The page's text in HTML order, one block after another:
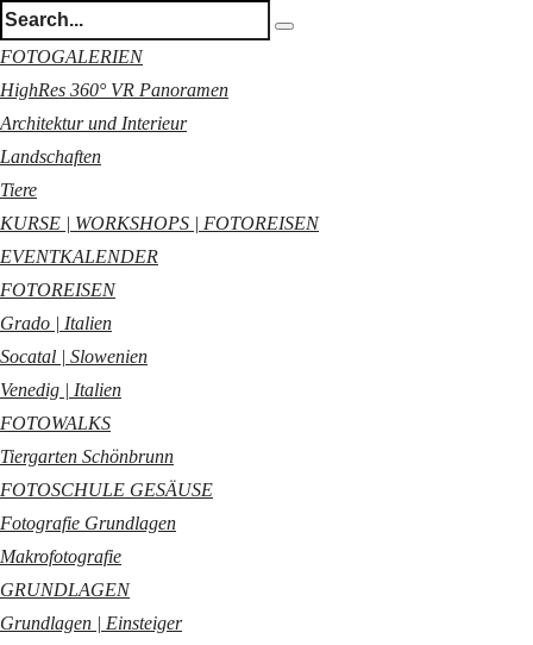
FOTOGALERIEN
HighRes 360° VR Panoramen
Architektur und Interieur
Landschaften
Tiere
KURSE | WORKSHOPS | FOTOREISEN
EVENTKALENDER
FOTOREISEN
Grado | Italien
Socatal | Slowenien
Venedig | Italien
FOTOWALKS
Tiergarten Schönbrunn
FOTOSCHULE GESÄUSE
Fotografie Grundlagen
Makrofotografie
GRUNDLAGEN
Grundlagen | Einsteiger